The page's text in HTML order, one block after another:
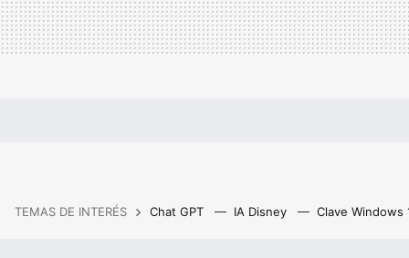
TEMAS DE INTERÉS Chat GPT IA Disney Clave Windows